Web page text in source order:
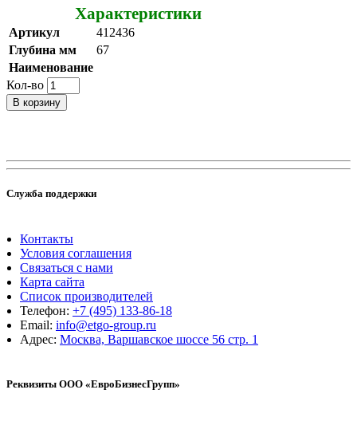
Характеристики
Артикул
412436
Глубина мм
67
Наименование
Кол-во
В корзину
Служба поддержки
Контакты
Условия соглашения
Связаться с нами
Карта сайта
Список производителей
Телефон: +7 (495) 133-86-18
Email: info@etgo-group.ru
Адрес: Москва, Варшавское шоссе 56 стр. 1
Реквизиты ООО «ЕвроБизнесГрупп»